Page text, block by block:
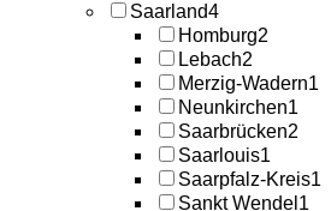
Saarland4
Homburg2
Lebach2
Merzig-Wadern1
Neunkirchen1
Saarbrücken2
Saarlouis1
Saarpfalz-Kreis1
Sankt Wendel 1